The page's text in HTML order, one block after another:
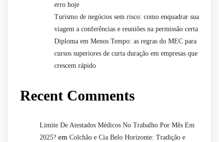
erro hoje
Turismo de negócios sem risco: como enquadrar sua
viagem a conferências e reuniões na permissão certa
Diploma em Menos Tempo: as regras do MEC para
cursos superiores de curta duração em empresas que
crescem rápido
Recent Comments
Limite De Atestados Médicos No Trabalho Por Mês Em
2025? em Colchão e Cia Belo Horizonte: Tradição e